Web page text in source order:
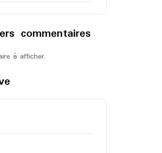
commentaires
à afficher.